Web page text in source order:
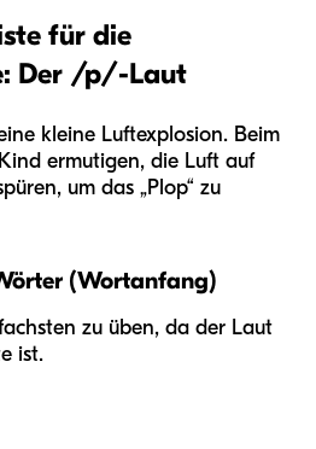
für die
Der /p/-Laut
kleine Luftexplosion. Beim
ermutigen, die Luft auf
um das „Plop“ zu
(Wortanfang)
zu üben, da der Laut
ist.